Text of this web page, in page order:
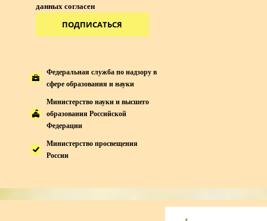
данных согласен
ПОДПИСАТЬСЯ
Федеральная служба по надзору в
сфере образования и науки
Министерство науки и высшего
образования Российской
Федерации
Министерство просвещения
России